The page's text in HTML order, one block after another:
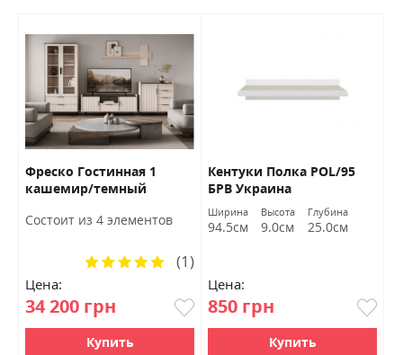
Фреско Гостинная 1
кашемир/темный
Состоит из 4 элементов
Цена:
34 200 грн
Рейтинг:
(1)
Купить
Кентуки Полка POL/95
БРВ Украина
Ширина
94.5см
Высота
9.0см
Глубина
25.0см
Цена:
850 грн
Купить